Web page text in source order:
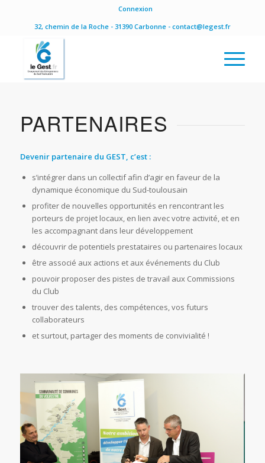
Connexion
32, chemin de la Roche - 31390 Carbonne - contact@legest.fr
PARTENAIRES
Devenir partenaire du GEST, c’est :
s’intégrer dans un collectif afin d’agir en faveur de la
dynamique économique du Sud-toulousain
profiter de nouvelles opportunités en rencontrant les
porteurs de projet locaux, en lien avec votre activité, et en
les accompagnant dans leur développement
découvrir de potentiels prestataires ou partenaires locaux
être associé aux actions et aux événements du Club
pouvoir proposer des pistes de travail aux Commissions
du Club
trouver des talents, des compétences, vos futurs
collaborateurs
et surtout, partager des moments de convivialité !